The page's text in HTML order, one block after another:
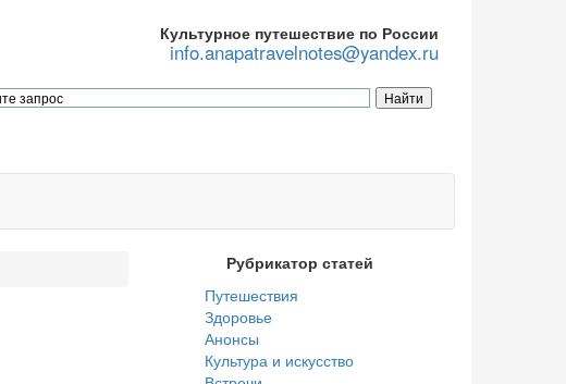
Культурное путешествие по России
info.anapatravelnotes@yandex.ru
Рубрикатор статей
Путешествия
Здоровье
Анонсы
Культура и искусство